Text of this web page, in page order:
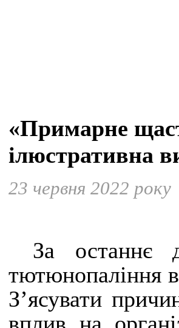
«Примарне
ілюстративна
23 червня 2022 року
За останнє
тютюнопаління в
Зʼясувати